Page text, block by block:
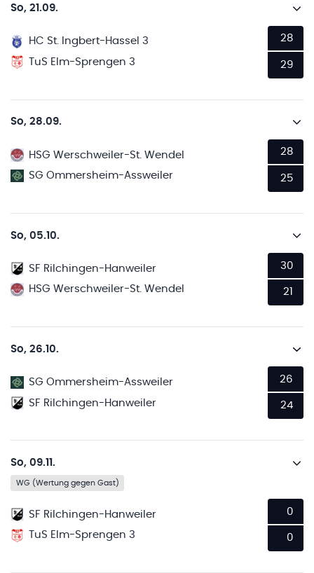
So, 21.09.
HC St. Ingbert-Hassel 3
TuS Elm-Sprengen 3
28
29
So, 28.09.
HSG Werschweiler-St. Wendel
SG Ommersheim-Assweiler
28
25
So, 05.10.
SF Rilchingen-Hanweiler
HSG Werschweiler-St. Wendel
30
21
So, 26.10.
SG Ommersheim-Assweiler
SF Rilchingen-Hanweiler
26
24
So, 09.11.
WG (Wertung gegen Gast)
SF Rilchingen-Hanweiler
TuS Elm-Sprengen 3
0
0